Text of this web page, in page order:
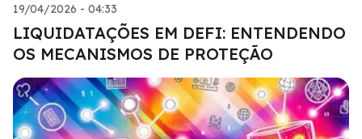
19/04/2026 - 04:33
LIQUIDATAÇÕES EM DEFI: ENTENDENDO
OS MECANISMOS DE PROTEÇÃO